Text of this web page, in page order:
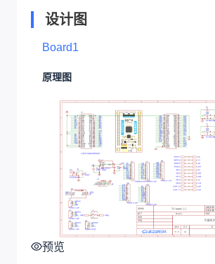
设计图
Board1
原理图
预览